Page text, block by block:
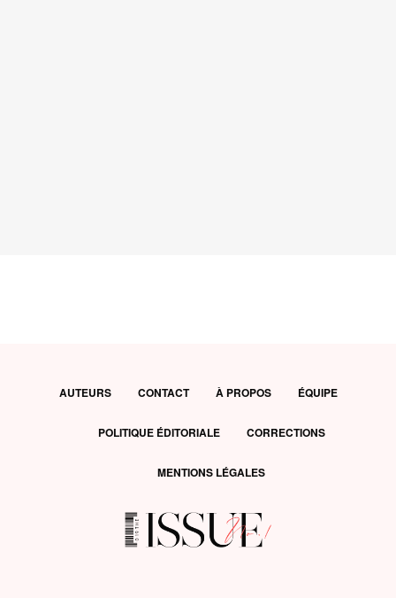
AUTEURS CONTACT À PROPOS ÉQUIPE
POLITIQUE ÉDITORIALE CORRECTIONS
MENTIONS LÉGALES